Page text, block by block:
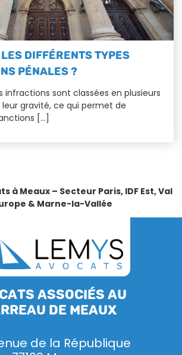
DIFFÉRENTS TYPES
PÉNALES ?
infractions sont classées en plusieurs
gravité, ce qui permet de
[…]
à Meaux – Secteur Paris, IDF Est, Val
& Marne-la-Vallée
associés au
de Meaux
de la République